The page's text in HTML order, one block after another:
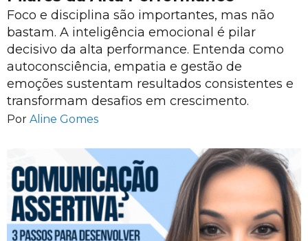
Foco e disciplina são importantes, mas não
bastam. A inteligência emocional é pilar
decisivo da alta performance. Entenda como
autoconsciência, empatia e gestão de
emoções sustentam resultados consistentes e
transformam desafios em crescimento.
Por Aline Gomes